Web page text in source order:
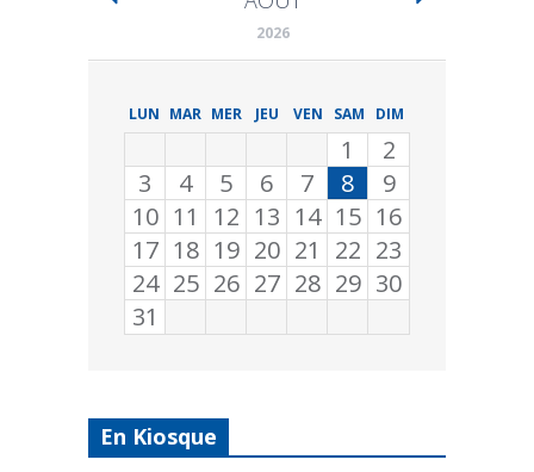
2026
LUN MAR MER JEU VEN SAM DIM
1
2
3
4 5 6 7 8
9
10 11 12 13 14 15 16
17 18 19 20 21 22 23
24 25 26 27 28 29 30
31
En Kiosque